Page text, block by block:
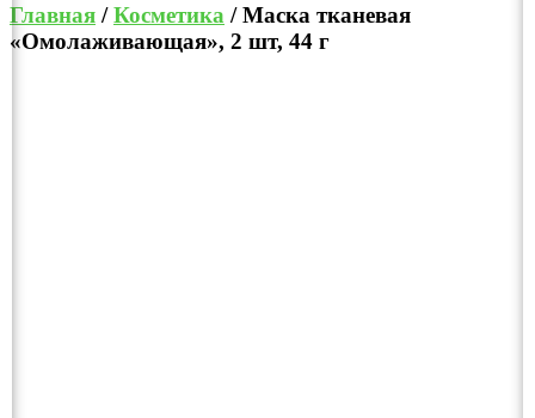
Главная /Косметика / Маска тканевая
«Омолаживающая», 2 шт, 44 г